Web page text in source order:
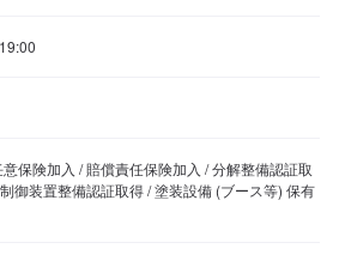
保険加入 / 賠償責任保険加入 / 分解整備認証取
御装置整備認証取得 / 塗装設備 (ブース等) 保有